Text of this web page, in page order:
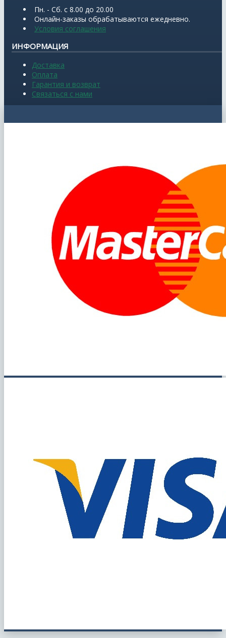
Пн. - Сб. с 8.00 до 20.00
Онлайн-заказы обрабатываются ежедневно.
Условия соглашения
ИНФОРМАЦИЯ
Доставка
Оплата
Гарантия и возврат
Связаться с нами